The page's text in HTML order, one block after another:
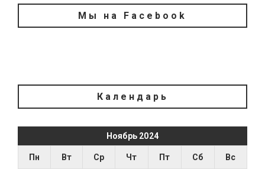
Мы на Facebook
Календарь
Ноябрь 2024
Пн Вт Ср Чт Пт Сб Вс